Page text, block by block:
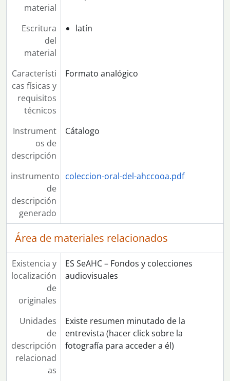
material
Escritura
del
material
latín
Característi
cas físicas y
requisitos
técnicos
Formato analógico
Instrument
os de
descripción
Cátalogo
instrumento
de
descripción
generado
coleccion-oral-del-ahccooa.pdf
Área de materiales relacionados
Existencia y
localización
de
originales
ES SeAHC – Fondos y colecciones
audiovisuales
Unidades
de
descripción
relacionad
as
Existe resumen minutado de la
entrevista (hacer click sobre la
fotografía para acceder a él)